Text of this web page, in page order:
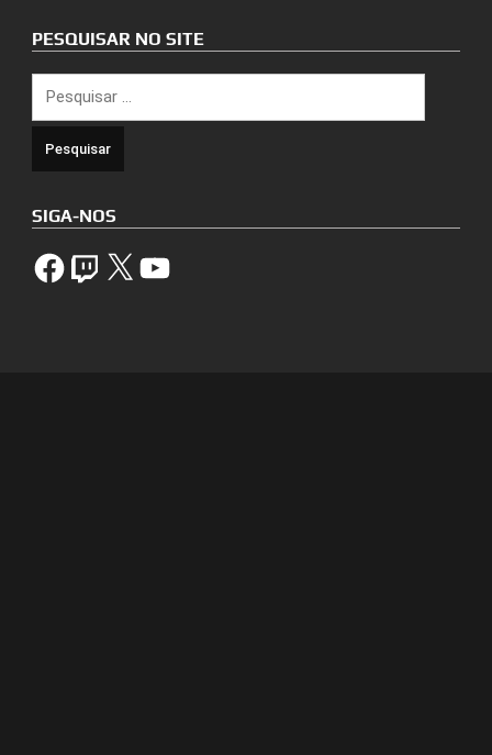
PESQUISAR NO SITE
por:
SIGA-NOS
FacebookTwitch X YouTube